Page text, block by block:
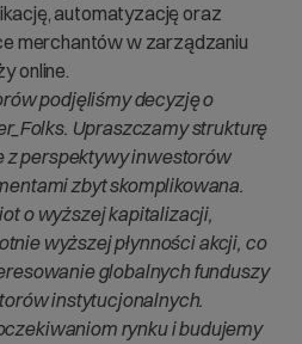
automatyzację oraz
merchantów w zarządzaniu
online.
podjęliśmy decyzję o
Upraszczamy strukturę
z perspektywy inwestorów
zbyt skomplikowana.
o wyższej kapitalizacji,
wyższej płynności akcji, co
globalnych funduszy
instytucjonalnych.
rynku i budujemy